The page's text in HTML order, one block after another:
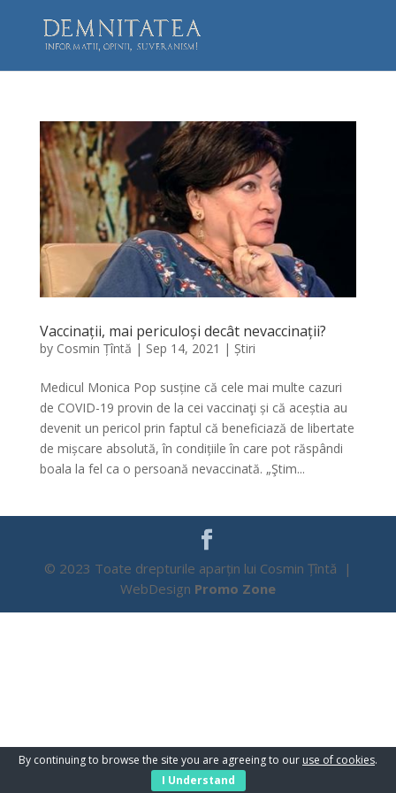
Vaccinații, mai periculoși decât nevaccinații?
by Cosmin Țîntă | Sep 14, 2021 | Știri
Medicul Monica Pop susține că cele mai multe cazuri
de COVID-19 provin de la cei vaccinaţi și că aceștia au
devenit un pericol prin faptul că beneficiază de libertate
de mișcare absolută, în condițiile în care pot răspândi
boala la fel ca o persoană nevaccinată. „Ştim...
© 2023 Toate drepturile aparțin lui Cosmin Țîntă |
WebDesign Promo Zone
By continuing to browse the site you are agreeing to our use of cookies.
I Understand